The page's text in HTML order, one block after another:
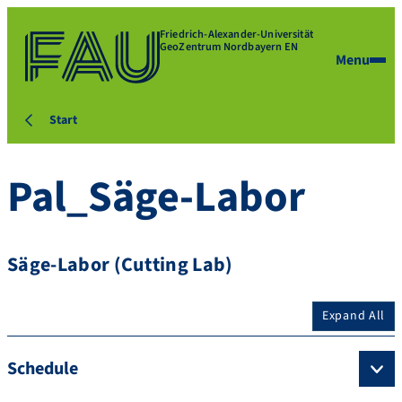
Friedrich-Alexander-Universität
GeoZentrum Nordbayern EN
Menu
Start
Pal_Säge-Labor
Säge-Labor (Cutting Lab)
Expand All
Schedule